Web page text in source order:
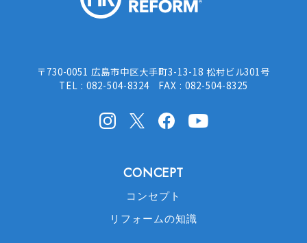
〒730-0051 広島市中区大手町3-13-18 松村ビル301号
TEL : 082-504-8324 FAX : 082-504-8325
InstagramX(Twitter)facebook
CONCEPT
コンセプト
リフォームの知識